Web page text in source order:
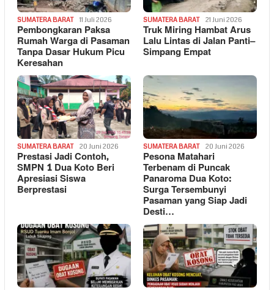
SUMATERA BARAT 11 Juli 2026
Pembongkaran Paksa
Rumah Warga di Pasaman
Tanpa Dasar Hukum Picu
Keresahan
SUMATERA BARAT 21 Juni 2026
Truk Miring Hambat Arus
Lalu Lintas di Jalan Panti–
Simpang Empat
SUMATERA BARAT 20 Juni 2026
Prestasi Jadi Contoh,
SMPN 1 Dua Koto Beri
Apresiasi Siswa
Berprestasi
SUMATERA BARAT 20 Juni 2026
Pesona Matahari
Terbenam di Puncak
Panaroma Dua Koto:
Surga Tersembunyi
Pasaman yang Siap Jadi
Desti…